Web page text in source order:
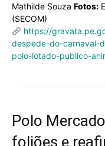
Mathilde Souza Fotos:
(SECOM)
https://
despede-do-carnaval-
polo-lotado-publico-
Polo
foliões e